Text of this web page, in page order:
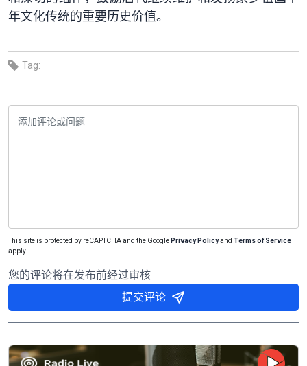
年文化传统的重要历史价值。
Tag:
This site is protected by reCAPTCHA and the Google Privacy Policyand Terms of Service
apply.
您的评论将在发布前经过审核
提交评论